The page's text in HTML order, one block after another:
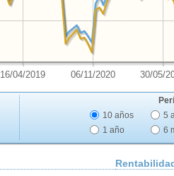
16/04/2019 06/11/2020 30/05/
10 años
5
1 año
6